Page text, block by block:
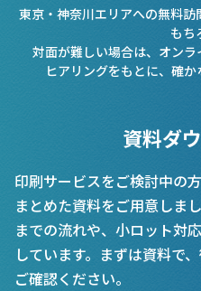
東京・神奈川エリアへの無料
もち
対面が難しい場合は、オンラ
ヒアリングをもとに、確か
資料ダ
印刷サービスをご検討中の
まとめた資料をご用意しま
までの流れや、小ロット対
しています。まずは資料で
ご確認ください。